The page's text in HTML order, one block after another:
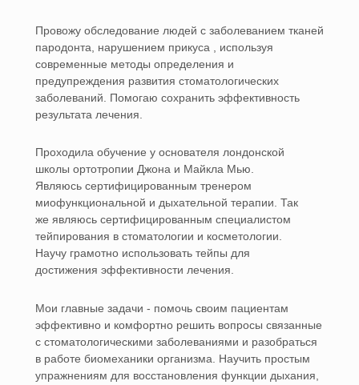
Провожу обследование людей с заболеванием тканей
пародонта, нарушением прикуса , используя
современные методы определения и
предупреждения развития стоматологических
заболеваний. Помогаю сохранить эффективность
результата лечения.
Мои главные задачи - помочь своим пациентам
эффективно и комфортно решить вопросы связанные
с стоматологическими заболеваниями и разобраться
в работе биомеханики организма. Научить простым
упражнениям для восстановления функции дыхания,
Проходила обучение у основателя лондонской
школы ортотропии Джона и Майкла Мью.
Являюсь сертифицированным тренером
миофункциональной и дыхательной терапии. Так
же являюсь сертифицированным специалистом
тейпирования в стоматологии и косметологии.
Научу грамотно использовать тейпы для
достижения эффективности лечения.